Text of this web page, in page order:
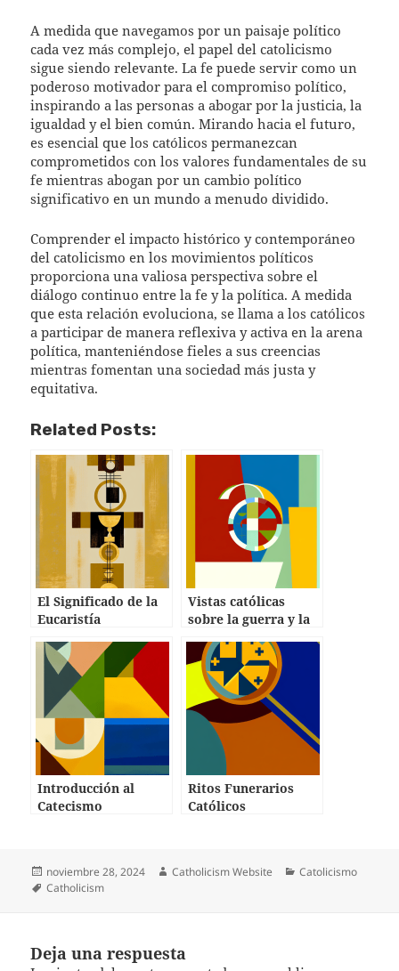
A medida que navegamos por un paisaje político
cada vez más complejo, el papel del catolicismo
sigue siendo relevante. La fe puede servir como un
poderoso motivador para el compromiso político,
inspirando a las personas a abogar por la justicia, la
igualdad y el bien común. Mirando hacia el futuro,
es esencial que los católicos permanezcan
comprometidos con los valores fundamentales de su
fe mientras abogan por un cambio político
significativo en un mundo a menudo dividido.
Comprender el impacto histórico y contemporáneo
del catolicismo en los movimientos políticos
proporciona una valiosa perspectiva sobre el
diálogo continuo entre la fe y la política. A medida
que esta relación evoluciona, se llama a los católicos
a participar de manera reflexiva y activa en la arena
política, manteniéndose fieles a sus creencias
mientras fomentan una sociedad más justa y
equitativa.
Related Posts:
El Significado de la
Eucaristía
Vistas católicas
sobre la guerra y la
Introducción al
Catecismo
Ritos Funerarios
Católicos
Publicado
el
noviembre 28, 2024 Autor
Catholicism Website Categorías
Catolicismo
Etiquetas
Catholicism
Deja una respuesta